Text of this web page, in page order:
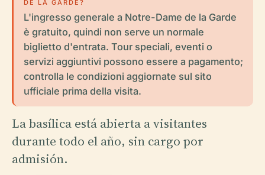
DE LA GARDE?
L'ingresso generale a Notre-Dame de la Garde
è gratuito, quindi non serve un normale
biglietto d'entrata. Tour speciali, eventi o
servizi aggiuntivi possono essere a pagamento;
controlla le condizioni aggiornate sul sito
ufficiale prima della visita.
La basílica está abierta a visitantes
durante todo el año, sin cargo por
admisión.